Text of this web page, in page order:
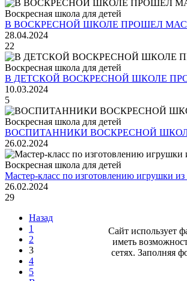
Воскресная школа для детей
В ВОСКРЕСНОЙ ШКОЛЕ ПРОШЕЛ
28.04.2024
22
Воскресная школа для детей
В ДЕТСКОЙ ВОСКРЕСНОЙ ШКОЛЕ
10.03.2024
5
Воскресная школа для детей
ВОСПИТАННИКИ ВОСКРЕСНОЙ
26.02.2024
Воскресная школа для детей
Мастер-класс по изготовлению игрушки
26.02.2024
29
Назад
1
2
3
4
5
Сайт использует
иметь
сетях. Заполняя